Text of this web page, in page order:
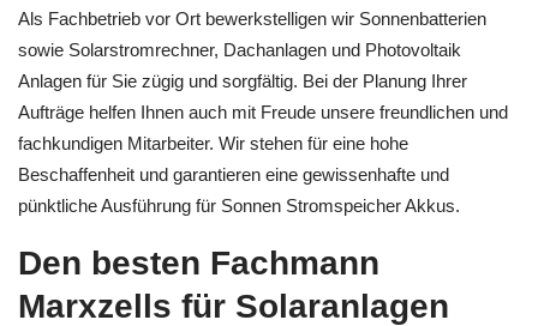
Als Fachbetrieb vor Ort bewerkstelligen wir Sonnenbatterien
sowie Solarstromrechner, Dachanlagen und Photovoltaik
Anlagen für Sie zügig und sorgfältig. Bei der Planung Ihrer
Aufträge helfen Ihnen auch mit Freude unsere freundlichen und
fachkundigen Mitarbeiter. Wir stehen für eine hohe
Beschaffenheit und garantieren eine gewissenhafte und
pünktliche Ausführung für Sonnen Stromspeicher Akkus.
Den besten Fachmann
Marxzells für Solaranlagen